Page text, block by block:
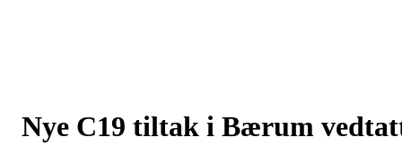
Nye C19 tiltak i Bærum